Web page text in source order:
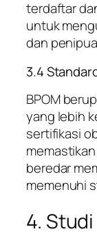
terdaftar
untuk
dan
3.4
BPOM
yang lebih
sertifikasi
beredar
memenuhi
4.